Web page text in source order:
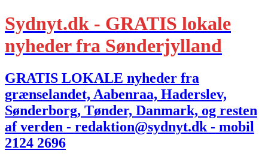
Sydnyt.dk - GRATIS lokale
nyheder fra Sønderjylland
GRATIS LOKALE nyheder fra
grænselandet, Aabenraa, Haderslev,
Sønderborg, Tønder, Danmark, og resten
af verden - redaktion@sydnyt.dk - mobil
2124 2696